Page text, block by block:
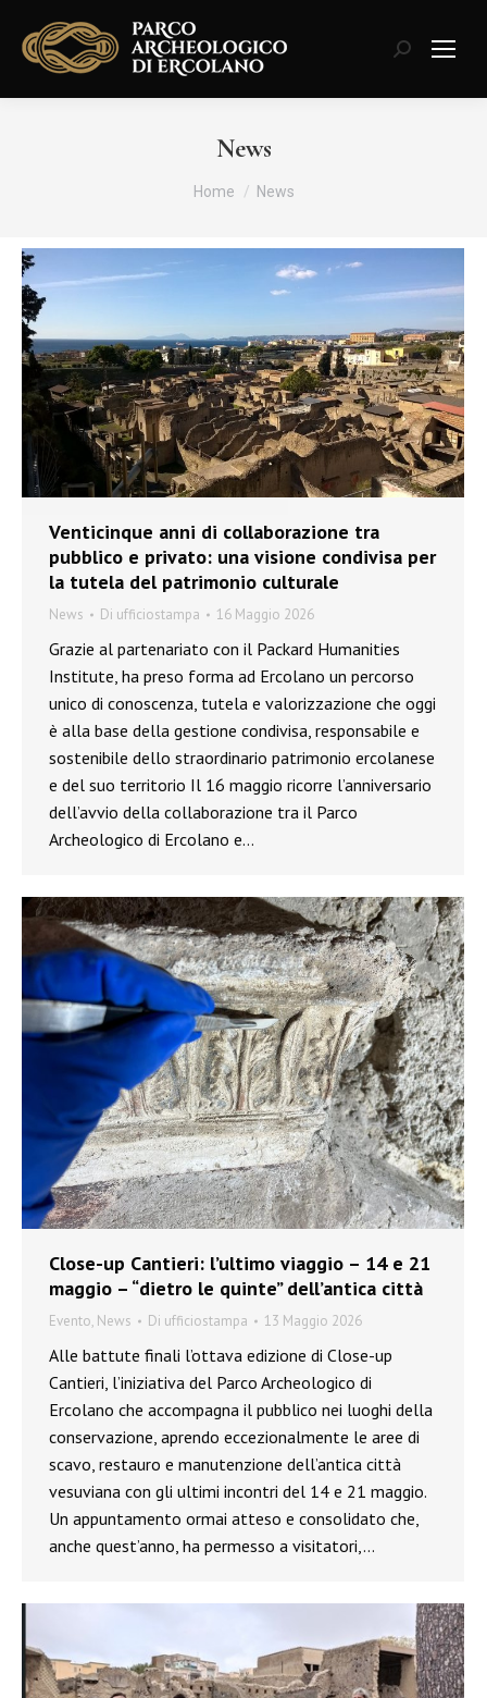
Cerca:
News
Tu sei qui:
Home News
Venticinque anni di collaborazione tra
pubblico e privato: una visione condivisa per
la tutela del patrimonio culturale
News Di ufficiostampa 16 Maggio 2026
Grazie al partenariato con il Packard Humanities
Institute, ha preso forma ad Ercolano un percorso
unico di conoscenza, tutela e valorizzazione che oggi
è alla base della gestione condivisa, responsabile e
sostenibile dello straordinario patrimonio ercolanese
e del suo territorio Il 16 maggio ricorre l’anniversario
dell’avvio della collaborazione tra il Parco
Archeologico di Ercolano e…
Close-up Cantieri: l’ultimo viaggio – 14 e 21
maggio – “dietro le quinte” dell’antica città
Evento, News Di ufficiostampa 13 Maggio 2026
Alle battute finali l’ottava edizione di Close-up
Cantieri, l’iniziativa del Parco Archeologico di
Ercolano che accompagna il pubblico nei luoghi della
conservazione, aprendo eccezionalmente le aree di
scavo, restauro e manutenzione dell’antica città
vesuviana con gli ultimi incontri del 14 e 21 maggio.
Un appuntamento ormai atteso e consolidato che,
anche quest’anno, ha permesso a visitatori,…